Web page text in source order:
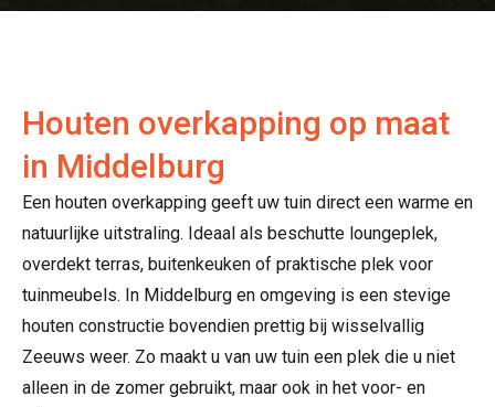
Houten overkapping op maat
in Middelburg
Een houten overkapping geeft uw tuin direct een warme en
natuurlijke uitstraling. Ideaal als beschutte loungeplek,
overdekt terras, buitenkeuken of praktische plek voor
tuinmeubels. In Middelburg en omgeving is een stevige
houten constructie bovendien prettig bij wisselvallig
Zeeuws weer. Zo maakt u van uw tuin een plek die u niet
alleen in de zomer gebruikt, maar ook in het voor- en